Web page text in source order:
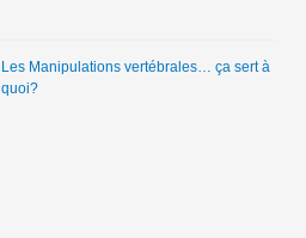
Les Manipulations vertébrales… ça sert à
quoi?